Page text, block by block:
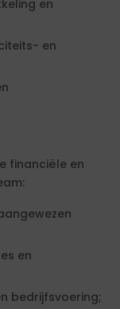
en
en
financiële en
en
bedrijfsvoering;